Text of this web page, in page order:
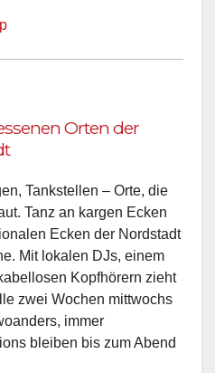
Orten der
Tankstellen – Orte, die
Tanz an kargen Ecken
Ecken der Nordstadt
Mit lokalen DJs, einem
Kopfhörern zieht
zwei Wochen mittwochs
immer
bleiben bis zum Abend